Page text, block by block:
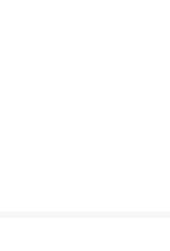
شده پروژه تاثیرگذار
۱۴ ذوب آهن اصفهان یکی از